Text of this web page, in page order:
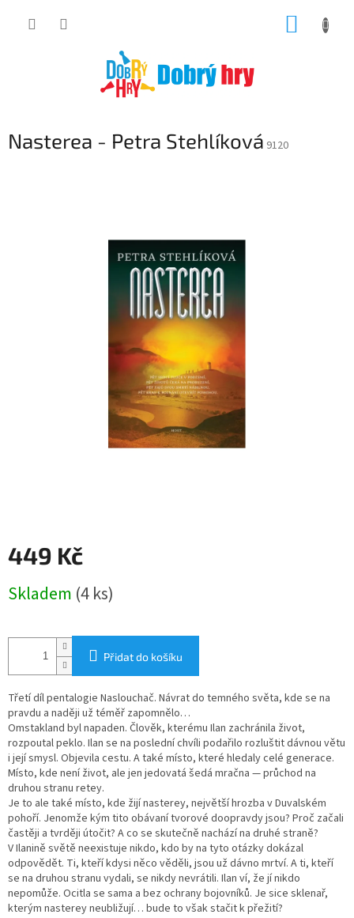
Nasterea - Petra Stehlíková 9120
449 Kč
cena:
Skladem (4 ks)
Přidat do košíku
Třetí díl pentalogie Naslouchač. Návrat do temného světa, kde se na
pravdu a naději už téměř zapomnělo…
Omstakland byl napaden. Člověk, kterému Ilan zachránila život,
rozpoutal peklo. Ilan se na poslední chvíli podařilo rozluštit dávnou větu
i její smysl. Objevila cestu. A také místo, které hledaly celé generace.
Místo, kde není život, ale jen jedovatá šedá mračna — průchod na
druhou stranu retey.
Je to ale také místo, kde žijí nasterey, největší hrozba v Duvalském
pohoří. Jenomže kým tito obávaní tvorové doopravdy jsou? Proč začali
častěji a tvrději útočit? A co se skutečně nachází na druhé straně?
V Ilanině světě neexistuje nikdo, kdo by na tyto otázky dokázal
odpovědět. Ti, kteří kdysi něco věděli, jsou už dávno mrtví. A ti, kteří
se na druhou stranu vydali, se nikdy nevrátili. Ilan ví, že jí nikdo
nepomůže. Ocitla se sama a bez ochrany bojovníků. Je sice sklenař,
kterým nasterey neubližují… bude to však stačit k přežití?